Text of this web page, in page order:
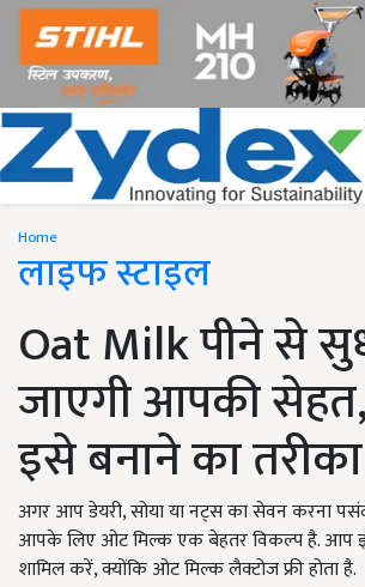
Home
लाइफ स्टाइल
Oat Milk पीने से
जाएगी आपकी
इसे बनाने का तरीका
अगर आप डेयरी, सोया या नट्स का सेवन करना
आपके लिए ओट मिल्क एक बेहतर विकल्प है. आप
शामिल करें, क्योंकि ओट मिल्क लैक्टोज फ्री होता है.